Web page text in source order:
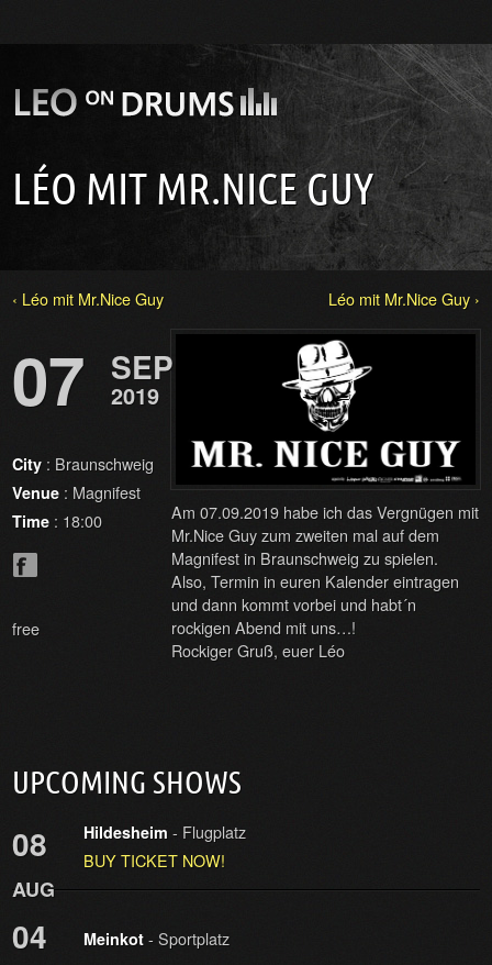
LÉO MIT MR.NICE GUY
‹ Léo mit Mr.Nice Guy Léo mit Mr.Nice Guy ›
07 SEP
2019
City : Braunschweig
Venue : Magnifest
Time : 18:00
free
Am 07.09.2019 habe ich das Vergnügen mit
Mr.Nice Guy zum zweiten mal auf dem
Magnifest in Braunschweig zu spielen.
Also, Termin in euren Kalender eintragen
und dann kommt vorbei und habt´n
rockigen Abend mit uns…!
Rockiger Gruß, euer Léo
UPCOMING SHOWS
08
AUG
Hildesheim- Flugplatz
BUY TICKET NOW!
04 Meinkot - Sportplatz